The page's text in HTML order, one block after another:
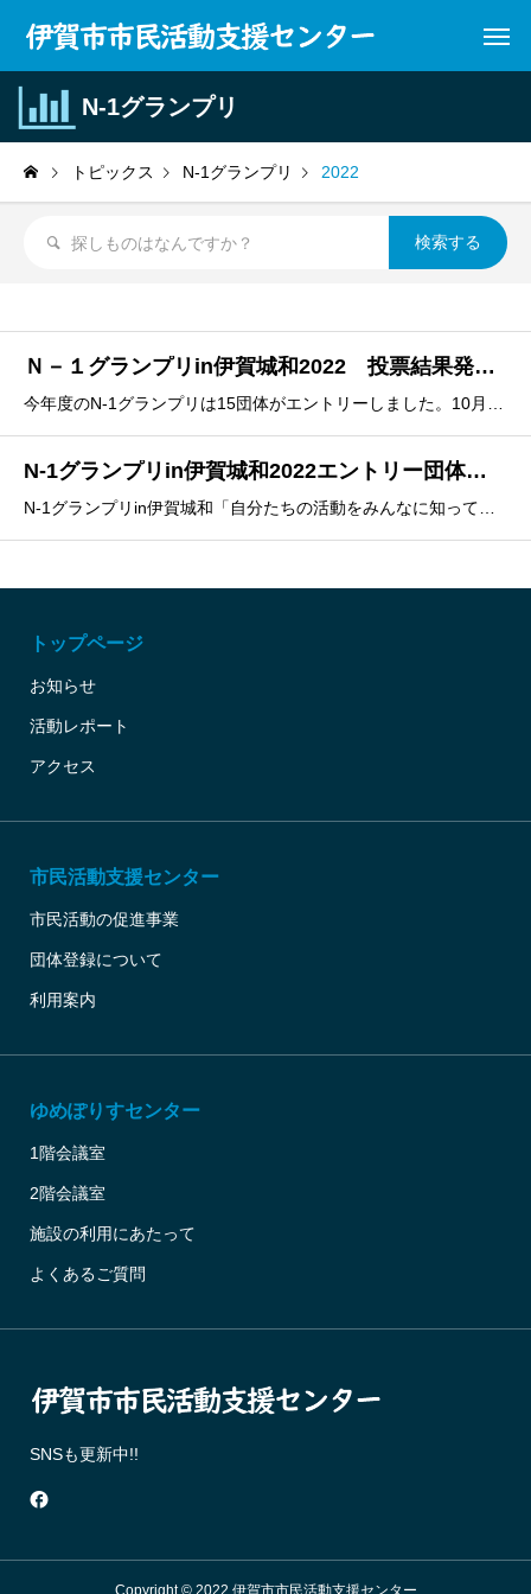
N-1グランプリ
トピックス N-1グランプリ 2022
Ｎ－１グランプリin伊賀城和2022 投票結果発表及び表彰式・交流会
N-1グランプリin伊賀城和2022エントリー団体募集 ※終了しました
トップページ
お知らせ
活動レポート
アクセス
市民活動支援センター
市民活動の促進事業
団体登録について
利用案内
ゆめぽりすセンター
1階会議室
2階会議室
施設の利用にあたって
よくあるご質問
SNSも更新中!!
Copyright © 2022 伊賀市市民活動支援センター